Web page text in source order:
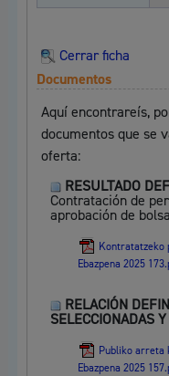
Cerrar ficha
Documentos
Aquí encontrareís,
documentos que se
oferta:
RESULTADO
Contratación de
aprobación de
Kontratatzeko
Ebazpena 2025
RELACIÓN
SELECCIONADAS
Publiko arreta
Ebazpena 2025